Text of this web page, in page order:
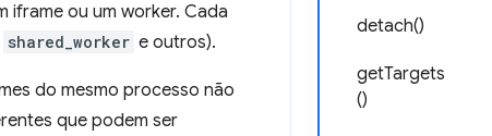
detach()
getTargets
()
iframe ou um worker. Cada
shared_worker e outros).
do mesmo processo não
que podem ser